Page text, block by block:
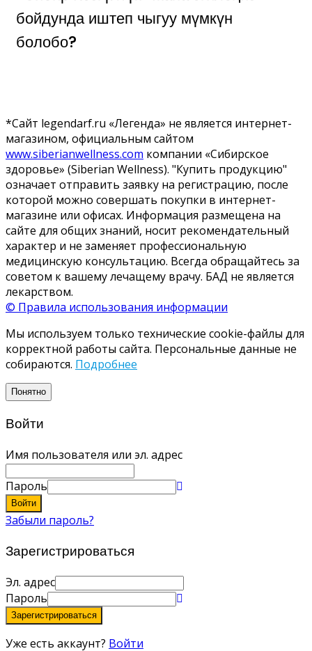
бойдунда иштеп чыгуу мүмкүн
болобо?
*Сайт legendarf.ru «Легенда» не является интернет-
магазином, официальным сайтом
www.siberianwellness.com компании «Сибирское
здоровье» (Siberian Wellness). "Купить продукцию"
означает отправить заявку на регистрацию, после
которой можно совершать покупки в интернет-
магазине или офисах. Информация размещена на
сайте для общих знаний, носит рекомендательный
характер и не заменяет профессиональную
медицинскую консультацию. Всегда обращайтесь за
советом к вашему лечащему врачу. БАД не является
лекарством.
© Правила использования информации
Мы используем только технические cookie-файлы для
корректной работы сайта. Персональные данные не
собираются. Подробнее
Понятно
Войти
Имя пользователя или эл. адрес
Пароль
Войти
Забыли пароль?
Зарегистрироваться
Эл. адрес
Пароль
Зарегистрироваться
Уже есть аккаунт? Войти